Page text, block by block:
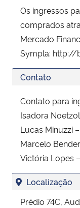
Os ingressos
comprados
Mercado
Sympla:
Contato
Contato para
Isadora
Lucas Minuzzi
Marcelo
Victória Lopes
Localização
Prédio 74C,